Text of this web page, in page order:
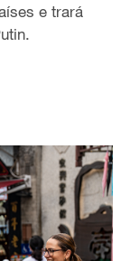
e trará